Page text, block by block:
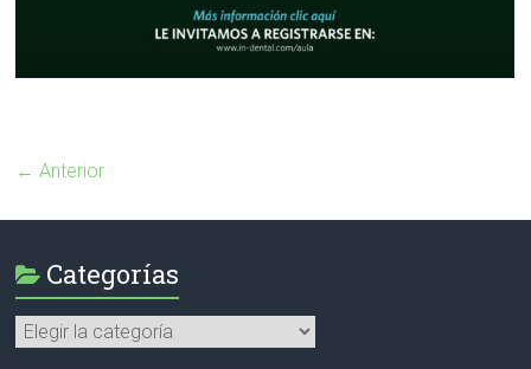
← Anterior
Categorías
Categorías